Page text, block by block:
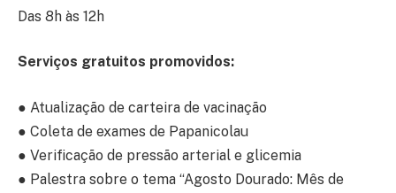
Das 8h às 12h
Serviços gratuitos promovidos:
● Atualização de carteira de vacinação
● Coleta de exames de Papanicolau
● Verificação de pressão arterial e glicemia
● Palestra sobre o tema “Agosto Dourado: Mês de